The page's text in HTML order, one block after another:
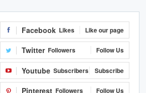
Facebook Likes Like our page
Twitter Followers Follow Us
Youtube Subscribers Subscribe
Pinterest Followers Follow Us